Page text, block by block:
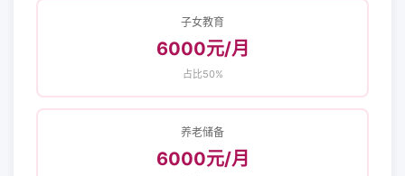
子女教育
6000元/月
占比50%
养老储备
6000元/月